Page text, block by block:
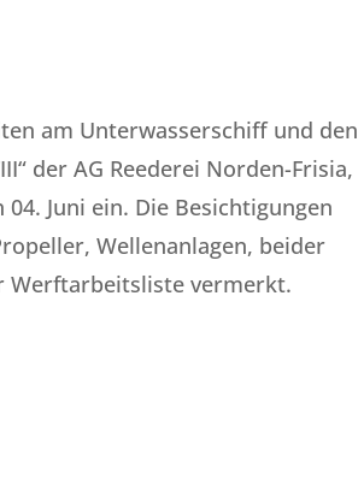
am Unterwasserschiff und den
der AG Reederei Norden-Frisia,
Juni ein. Die Besichtigungen
Wellenanlagen, beider
Werftarbeitsliste vermerkt.